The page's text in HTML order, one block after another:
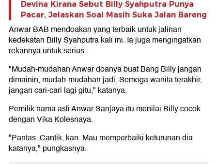
Devina Kirana Sebut Billy Syahputra Punya
Pacar, Jelaskan Soal Masih Suka Jalan Bareng
Anwar BAB mendoakan yang terbaik untuk jalinan
kedekatan Billy Syahputra kali ini. Ia juga mengingatkan
rekannya untuk serius.
"Mudah-mudahan Anwar doanya buat Bang Billy jangan
dimainin, mudah-mudahan jadi. Semoga wanita terakhir,
jangan cari-cari lagi gitu," katanya.
Pemilik nama asli Anwar Sanjaya itu menilai Billy cocok
dengan Vika Kolesnaya.
"Pantas. Cantik, kan. Mau memperbaiki keturunan dia
katanya," pungkasnya.